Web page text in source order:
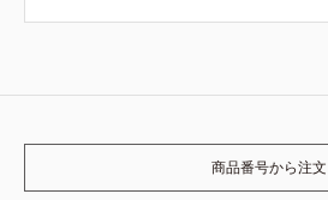
商品番号から注文